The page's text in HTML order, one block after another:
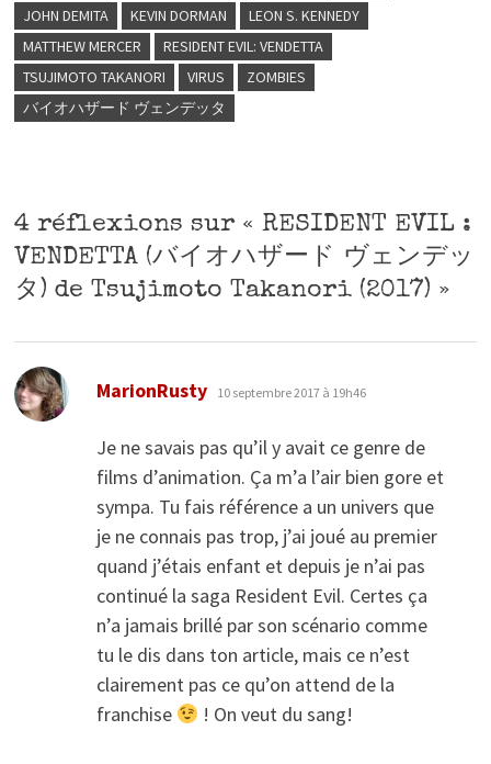
JOHN DEMITA
KEVIN DORMAN
LEON S. KENNEDY
MATTHEW MERCER
RESIDENT EVIL: VENDETTA
TSUJIMOTO TAKANORI
VIRUS
ZOMBIES
バイオハザード ヴェンデッタ
4 réflexions sur « RESIDENT EVIL :
VENDETTA (バイオハザード ヴェンデッ
タ) de Tsujimoto Takanori (2017) »
MarionRusty dit :
10 septembre 2017 à 19h46
Je ne savais pas qu’il y avait ce genre de
films d’animation. Ça m’a l’air bien gore et
sympa. Tu fais référence a un univers que
je ne connais pas trop, j’ai joué au premier
quand j’étais enfant et depuis je n’ai pas
continué la saga Resident Evil. Certes ça
n’a jamais brillé par son scénario comme
tu le dis dans ton article, mais ce n’est
clairement pas ce qu’on attend de la
franchise
! On veut du sang!